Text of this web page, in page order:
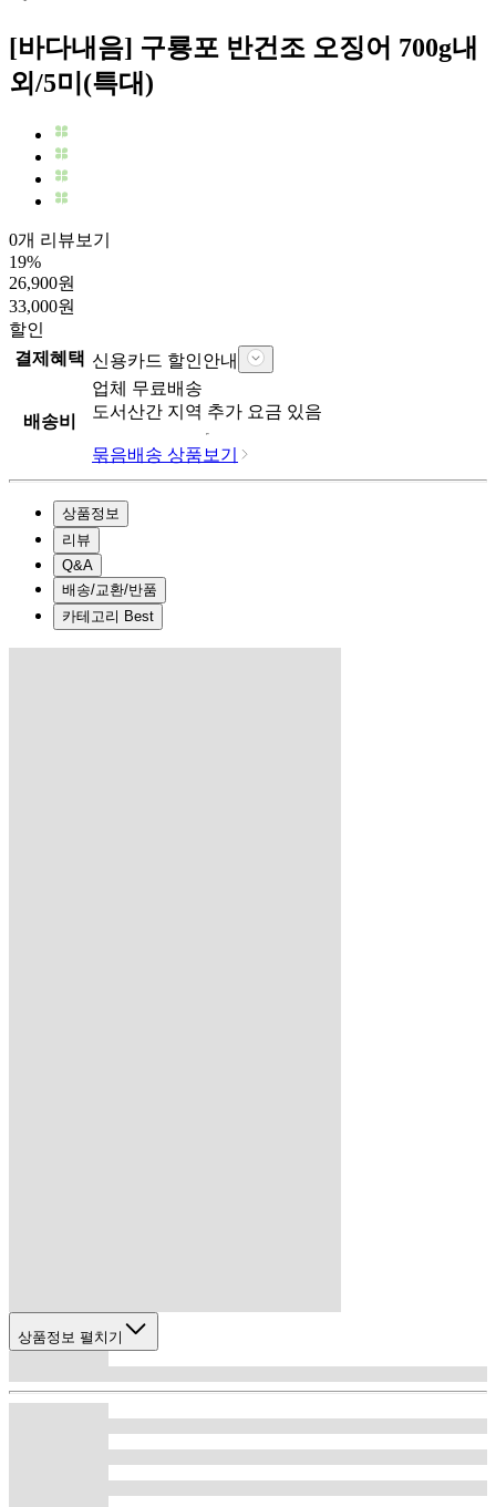
[바다내음] 구룡포 반건조 오징어 700g내
외/5미(특대)
0개 리뷰보기
19%
26,900원
33,000원
할인
결제혜택 신용카드 할인안내
배송비
업체 무료배송
도서산간 지역 추가 요금 있음
묶음배송 상품보기
상품정보
리뷰
Q&A
배송/교환/반품
카테고리 Best
상품정보 펼치기